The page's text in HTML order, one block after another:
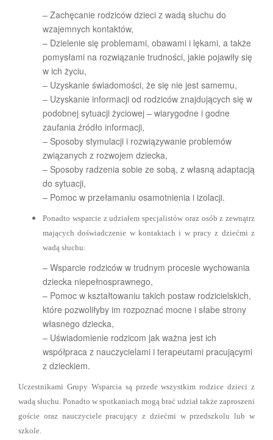
– Zachęcanie rodziców dzieci z wadą słuchu do
wzajemnych kontaktów,
– Dzielenie się problemami, obawami i lękami, a także
pomysłami na rozwiązanie trudności, jakie pojawiły się
w ich życiu,
– Uzyskanie świadomości, że się nie jest samemu,
– Uzyskanie informacji od rodziców znajdujących się w
podobnej sytuacji życiowej – wiarygodne i godne
zaufania źródło informacji,
– Sposoby stymulacji i rozwiązywanie problemów
związanych z rozwojem dziecka,
– Sposoby radzenia sobie ze sobą, z własną adaptacją
do sytuacji,
– Pomoc w przełamaniu osamotnienia i izolacji.
Ponadto wsparcie z udziałem specjalistów oraz osób z zewnątrz
mających doświadczenie w kontaktach i w pracy z dziećmi z
wadą słuchu:
– Wsparcie rodziców w trudnym procesie wychowania
dziecka niepełnosprawnego,
– Pomoc w kształtowaniu takich postaw rodzicielskich,
które pozwoliłyby im rozpoznać mocne i słabe strony
własnego dziecka,
– Uświadomienie rodzicom jak ważna jest ich
współpraca z nauczycielami i terapeutami pracującymi
z dzieckiem.
Uczestnikami Grupy Wsparcia są przede wszystkim rodzice dzieci z
wadą słuchu. Ponadto w spotkaniach mogą brać udział także zaproszeni
goście oraz nauczyciele pracujący z dziećmi w przedszkolu lub w
szkole.